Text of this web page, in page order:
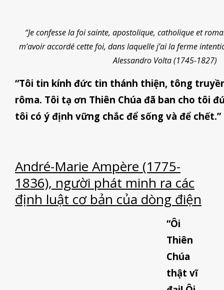
“Je confesse la foi sainte, apostolique, catholique et
m’avoir accordé cette foi, dans laquelle j’ai la ferme
Alessandro Volta (1745-1827)
“Tôi tin kính đức tin thánh thiện, tông
rôma. Tôi tạ ơn Thiên Chúa đã ban cho tôi
tôi có ý định vững chắc để sống và để chết.”
André-Marie Ampère (1775-
1836), người phát minh ra các
định luật cơ bản của dòng điện
“Ôi
Thiên
Chúa
thật vĩ